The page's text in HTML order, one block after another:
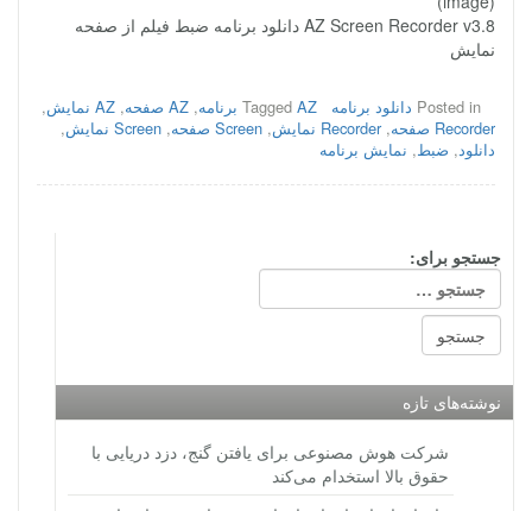
AZ Screen Recorder v3.8 دانلود برنامه ضبط فیلم از صفحه
نمایش
Posted in دانلود برنامه Tagged AZ برنامه , AZ صفحه , AZ نمایش
,
Recorder صفحه
,Recorder نمایش , Screen صفحه , Screen نمایش
,
دانلود, ضبط, نمایش برنامه
جستجو برای:
نوشته‌های تازه
شرکت هوش مصنوعی برای یافتن گنج، دزد دریایی با
حقوق بالا استخدام می‌کند